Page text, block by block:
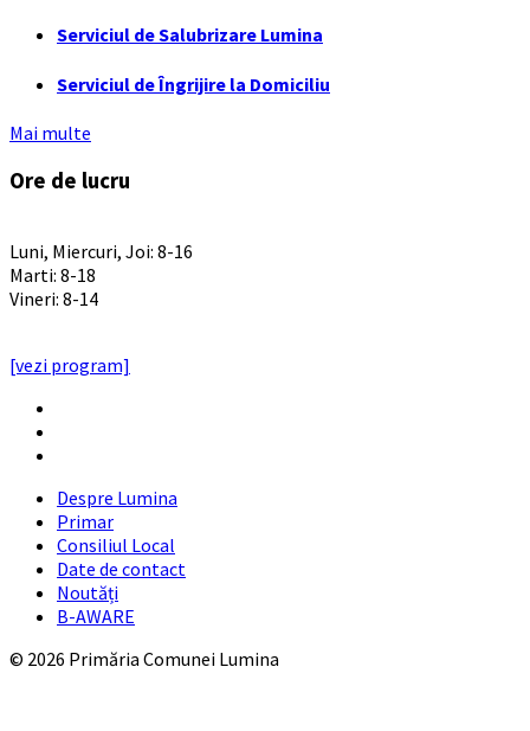
Serviciul de Salubrizare Lumina
Serviciul de Îngrijire la Domiciliu
Mai multe
Ore de lucru
Luni, Miercuri, Joi: 8-16
Marti: 8-18
Vineri: 8-14
[vezi program]
Despre Lumina
Primar
Consiliul Local
Date de contact
Noutăți
B-AWARE
© 2026 Primăria Comunei Lumina